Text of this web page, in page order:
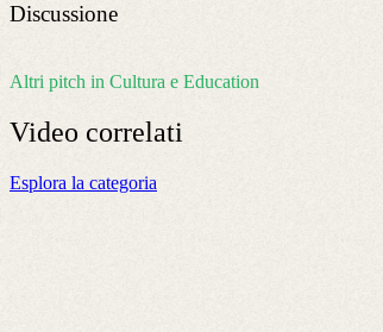
Discussione
Altri pitch in Cultura e Education
Video correlati
Esplora la categoria